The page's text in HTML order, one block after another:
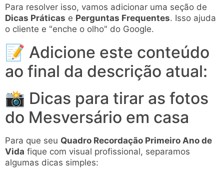
Para resolver isso, vamos adicionar uma seção de
Dicas Práticas e Perguntas Frequentes. Isso ajuda
o cliente e "enche o olho" do Google.
📝 Adicione este conteúdo
ao final da descrição atual:
📸 Dicas para tirar as fotos
do Mesversário em casa
Para que seu Quadro Recordação Primeiro Ano de
Vida fique com visual profissional, separamos
algumas dicas simples: